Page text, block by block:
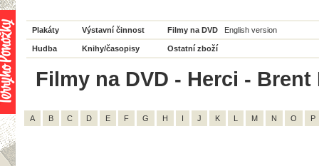
Plakáty Výstavní činnost Filmy na DVD English version
Hudba Knihy/časopisy Ostatní zboží
Filmy na DVD - Herci -
A B C D E F G H I J K L M N O P